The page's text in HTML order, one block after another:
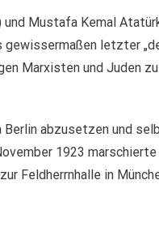
Mustafa Kemal
gewissermaßen letzter
Marxisten und Juden
abzusetzen und
1923
Feldherrnhalle in